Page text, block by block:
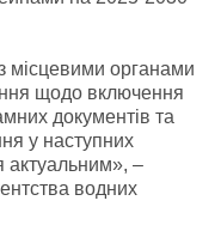
місцевими органами
щодо включення
документів та
у наступних
актуальним», –
водних